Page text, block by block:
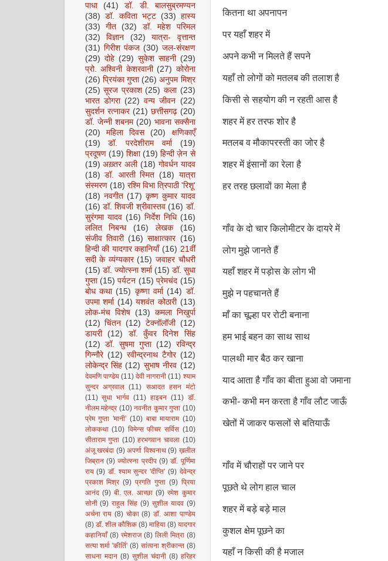
कितना था अपनापन
पर यहाँ शहर में
अपने कभी न मिलते हैं सपने
यहाँ तो लोगों को मतलब की तलाश है
किसी से सहयोग की न रहती आस है
शहर में हर तरफ शोर है
मतलब व मौकापरस्ती का जोर है
शहर में इंसानों का रेला है
हर तरह छलावों का मेला है
गाँव के दो चार किलोमीटर के दायरे में
लोग मुझे जानते हैं
यहाँ शहर में पड़ोस के लोग भी
मुझे न पहचानते हैं
माँ का चूल्हा पर रोटी बनाना
हम भाई बहन का साथ साथ
पालथी मार बैठ कर खाना
याद आता है गाँव का बीता हुआ वो जमाना
कभी- कभी मन करता है गाँव लौट जाऊँ
खेतों में जाकर फसलों से बतियाऊँ
गाँव में चौराहों पर जाने पर
पूछते थे लोग हाल चाल
शहर में बड़े बड़े माल
कुशल क्षेम पूछने का
यहाँ न किसी की है मजाल
पाधा
(41)
डॉ. डी. बालसुब्रमण्यन
(38) डॉ. कविता भट्ट (33) हास्य
(33)
गीत (32)
डॉ. महेश परिमल
(32)
विज्ञान (32)
यात्रा- वृत्तान्त
(31) गिरीश पंकज (30) जल-संरक्षण
(29) दोहे (29) सुकेश साहनी (29)
प्रो. अश्विनी केशरवानी (27) कोरोना
(26) प्रियंका गुप्ता (26) अनुपम मिश्र
(25) सूरज प्रकाश (25) कला (23)
भारत डोगरा (22) वन्य जीवन (22)
सुदर्शन रत्नाकर (21) छत्तीसगढ़ (20)
डॉ. जेन्नी शबनम (20) भावना सक्सैना
(20)
महिला दिवस (20)
क्षणिकाएँ
(19)
डॉ. परदेशीराम वर्मा
(19)
प्रदूषण (19) शिक्षा (19) हिन्दी ज़ेन से
(19) अख़्तर अली (18) गोवर्धन यादव
(18) डॉ. आरती स्मित (18) यात्रा
संस्मरण (18) रश्मि विभा त्रिपाठी 'रिशू'
(18) नवगीत (17) कृष्ण कुमार यादव
(16) डॉ. शिवजी श्रीवास्तव (16) डॉ.
सुरंगमा यादव (16) निर्देश निधि (16)
ललित निबन्ध
(16) लेखक
(16)
संजीव तिवारी (16) साक्षात्कार (16)
हिन्दी की यादगार कहानियाँ (16) 21वीं
सदी के व्यंग्यकार (15) जवाहर चौधरी
(15) डॉ. ज्योत्स्ना शर्मा (15) डॉ. सुधा
गुप्ता (15) पर्यटन (15) प्रेमचंद (15)
बोध कथा (15) कृष्णा वर्मा (14) डॉ.
उपमा शर्मा (14) यशवंत कोठारी (13)
लोक-मंच विशेष
(13) कमला निखुर्पा
(12) चिंतन (12) टेक्नॉलॉजी
(12)
डायरी
(12)
डॉ. कुँवर दिनेश सिंह
(12) डॉ. सुषमा गुप्ता (12) रविन्द्र
गिन्नौरे (12) रवीन्द्रनाथ टैगोर (12)
लोकेन्द्र सिंह (12) सुभाष नीरव (12)
देवमणि पाण्डेय (11) देवी नागरानी (11) श्याम
सुन्दर अग्रवाल (11) सआदत हसन मंटो
(11) सुधा भार्गव (11) हाइबन (11) डॉ.
नीलम महेन्द्र (10) नवनीत कुमार गुप्ता (10)
प्रेम गुप्ता 'मानी’ (10) बाबा मायाराम (10)
लोककथा (10) विमेन्स फीचर सर्विस (10)
सीताराम गुप्ता (10) हरभगवान चावला (10)
अंजू खरबंदा (9) अपर्णा विश्वनाथ (9) ख़लील
जिब्रान (9) ज्योत्स्ना प्रदीप (9) डॉ. पूर्णिमा
राय (9) डॉ. श्याम सुन्दर 'दीप्ति' (9) देवेन्द्र
प्रकाश मिश्र (9) प्रगति गुप्ता (9) प्रिया
आनंद (9) बी. एल. आच्छा (9) रमेश कुमार
सोनी (9) राहुल सिंह (9) सुशील यादव (9)
अर्चना राय (8) चोका (8) डॉ. आशा पाण्डेय
(8) डॉ. शील कौशिक (8) माहिया (8) यादगार
कहानियाँ (8) रमेशराज (8) लिली मित्रा (8)
सत्या शर्मा 'कीर्ति' (8) सांत्वना श्रीकान्त (8)
साधना मदान (8) सुशील चंदानी (8) हरिहर